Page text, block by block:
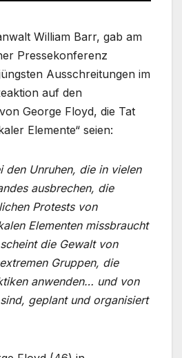
William Barr, gab am
Pressekonferenz
Ausschreitungen im
auf den
George Floyd, die Tat
Elemente“ seien:
den Unruhen, die in vielen
ausbrechen, die
Protests von
Elementen missbraucht
die Gewalt von
Gruppen, die
anwenden… und von
geplant und organisiert